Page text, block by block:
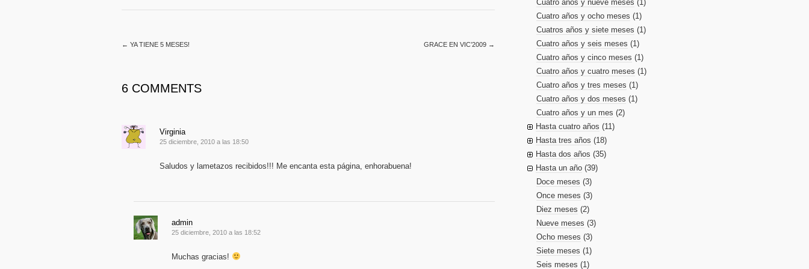
← YA TIENE 5 MESES! GRACE EN VIC’2009 →
6 COMMENTS
Virginia
25 diciembre, 2010 a las 18:50
Saludos y lametazos recibidos!!! Me encanta esta página, enhorabuena!
admin
25 diciembre, 2010 a las 18:52
Muchas gracias!
Cuatro años y nueve meses (1)
Cuatro años y ocho meses (1)
Cuatros años y siete meses (1)
Cuatro años y seis meses (1)
Cuatro años y cinco meses (1)
Cuatro años y cuatro meses (1)
Cuatro años y tres meses (1)
Cuatro años y dos meses (1)
Cuatro años y un mes (2)
Hasta cuatro años (11)
Hasta tres años (18)
Hasta dos años (35)
Hasta un año (39)
Doce meses (3)
Once meses (3)
Diez meses (2)
Nueve meses (3)
Ocho meses (3)
Siete meses (1)
Seis meses (1)